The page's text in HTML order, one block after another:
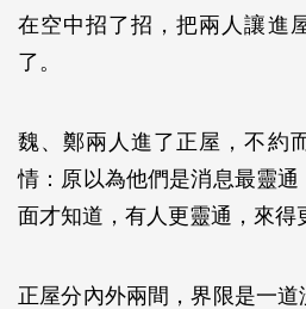
在空中招了招，把兩人讓進
了。
魏、鄭兩人進了正屋，不約
情：原以為他們是消息最靈
面才知道，有人更靈通，來得
正屋分內外兩間，界限是一